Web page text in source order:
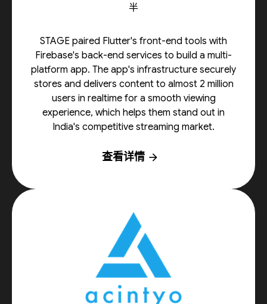
半
STAGE paired Flutter's front-end tools with
Firebase's back-end services to build a multi-
platform app. The app's infrastructure securely
stores and delivers content to almost 2 million
users in realtime for a smooth viewing
experience, which helps them stand out in
India's competitive streaming market.
查看详情 arrow_forward